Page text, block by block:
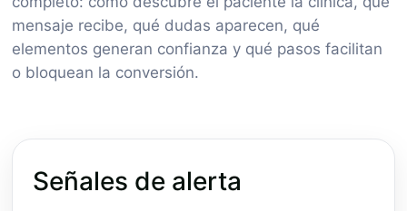
mensaje recibe, qué dudas aparecen, qué
elementos generan confianza y qué pasos facilitan
o bloquean la conversión.
Señales de alerta